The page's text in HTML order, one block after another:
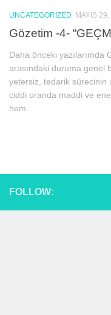
UNCATEGORIZED MAYIS
Gözetim -4-
Daha önceki yazılarımda
arasındaki duruma genel
yetersiz, tedarik sürecinin
ciddi oranda maddi ve
hem...
FOLLOW: